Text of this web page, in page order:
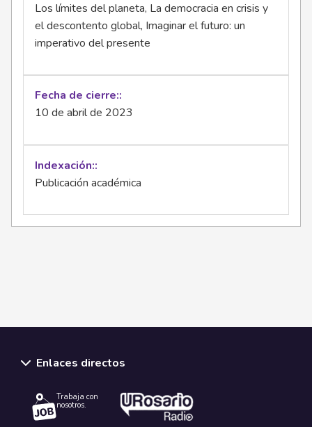
Los límites del planeta, La democracia en crisis y
el descontento global, Imaginar el futuro: un
imperativo del presente
Fecha de cierre:
10 de abril de 2023
Indexación:
Publicación académica
Enlaces directos
Trabaja con
nosotros.